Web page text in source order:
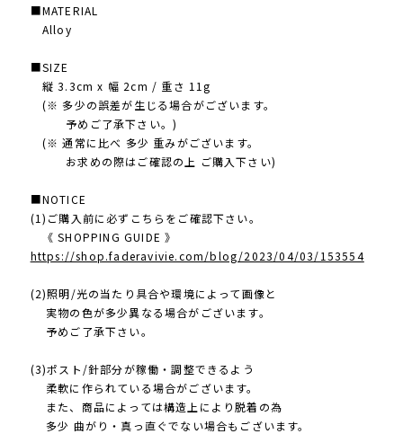
■MATERIAL
Alloy
■SIZE
縦 3.3cm x 幅 2cm / 重さ 11g
(※ 多少の誤差が生じる場合がございます。
予めご了承下さい。)
(※ 通常に比べ 多少 重みがございます。
お求めの際はご確認の上 ご購入下さい)
■NOTICE
(1)ご購入前に必ずこちらをご確認下さい。
《 SHOPPING GUIDE 》
https://shop.faderavivie.com/blog/2023/04/03/153554
(2)照明/光の当たり具合や環境によって画像と
実物の色が多少異なる場合がございます。
予めご了承下さい。
(3)ポスト/針部分が稼働・調整できるよう
柔軟に作られている場合がございます。
また、商品によっては構造上により脱着の為
多少 曲がり・真っ直ぐでない場合もございます。